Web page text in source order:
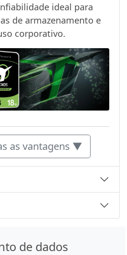
ideal para
de armazenamento e
corporativo.
as vantagens ▼
de dados